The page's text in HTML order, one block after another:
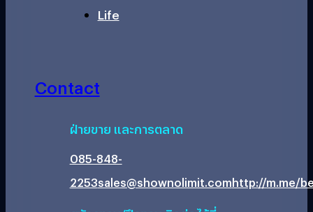
Life
Contact
ฝ่ายขาย และการตลาด
085-848-
2253sales@shownolimit.comhttp://m.me/